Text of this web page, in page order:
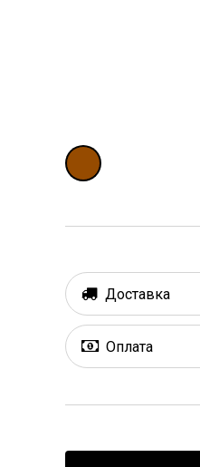
Доставка
Оплата